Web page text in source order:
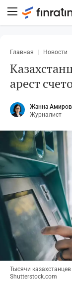
Главная Новости
арест
Жанна
Журналист
Тысячи
Shutterstock.com